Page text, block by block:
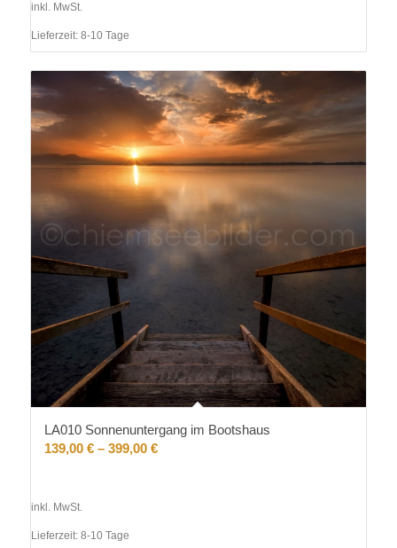
inkl. MwSt.
Lieferzeit: 8-10 Tage
LA010 Sonnenuntergang im Bootshaus
139,00 €– 399,00 €
inkl. MwSt.
Lieferzeit: 8-10 Tage